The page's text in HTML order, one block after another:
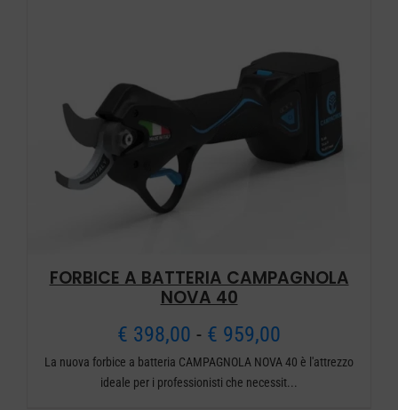
€ 839,00
FORBICE A BATTERIA CAMPAGNOLA
NOVA 40
€ 398,00 - € 959,00
di
La nuova forbice a batteria CAMPAGNOLA NOVA 40 è l'attrezzo
ideale per i professionisti che necessit...